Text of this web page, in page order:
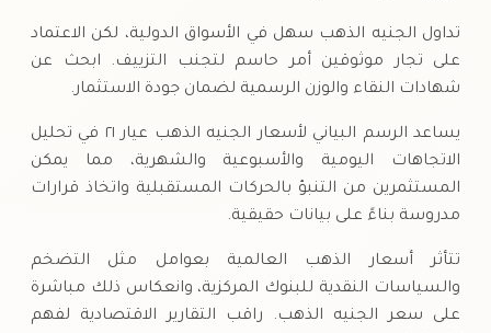
تداول الجنيه الذهب سهل في الأسواق الدولية، لكن الاعتماد
على تجار موثوقين أمر حاسم لتجنب التزييف. ابحث عن
شهادات النقاء والوزن الرسمية لضمان جودة الاستثمار.
يساعد الرسم البياني لأسعار الجنيه الذهب عيار ٢١ في تحليل
الاتجاهات اليومية والأسبوعية والشهرية، مما يمكن
المستثمرين من التنبؤ بالحركات المستقبلية واتخاذ قرارات
مدروسة بناءً على بيانات حقيقية.
تتأثر أسعار الذهب العالمية بعوامل مثل التضخم
والسياسات النقدية للبنوك المركزية، وانعكاس ذلك مباشرة
على سعر الجنيه الذهب. راقب التقارير الاقتصادية لفهم